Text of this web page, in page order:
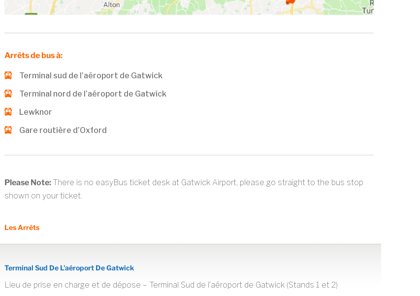
Arrêts de bus à:
Terminal sud de l’aéroport de Gatwick
Terminal nord de l’aéroport de Gatwick
Lewknor
Gare routière d’Oxford
Please Note: There is no easyBus ticket desk at Gatwick Airport, please go straight to the bus stop
shown on your ticket.
Les Arrêts
Terminal Sud De L'aéroport De Gatwick
Lieu de prise en charge et de dépose – Terminal Sud de l’aéroport de Gatwick (Stands 1 et 2)